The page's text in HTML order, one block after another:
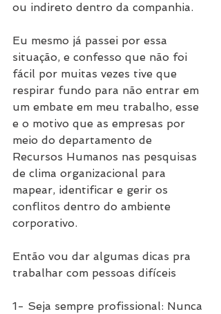
ou indireto dentro da companhia.
Eu mesmo já passei por essa
situação, e confesso que não foi
fácil por muitas vezes tive que
respirar fundo para não entrar em
um embate em meu trabalho, esse
e o motivo que as empresas por
meio do departamento de
Recursos Humanos nas pesquisas
de clima organizacional para
mapear, identificar e gerir os
conflitos dentro do ambiente
corporativo.
Então vou dar algumas dicas pra
trabalhar com pessoas difíceis
1- Seja sempre profissional: Nunca